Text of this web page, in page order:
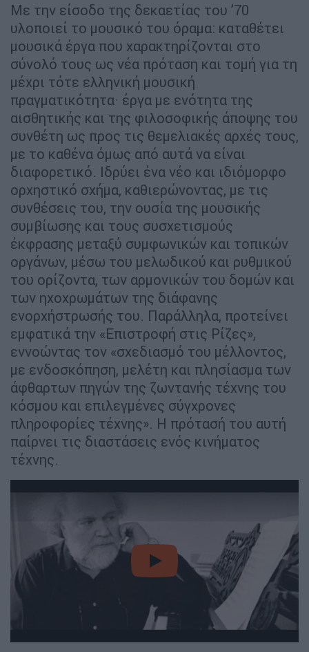
Με την είσοδο της δεκαετίας του ’70
υλοποιεί το μουσικό του όραμα: καταθέτει
μουσικά έργα που χαρακτηρίζονται στο
σύνολό τους ως νέα πρόταση και τομή για τη
μέχρι τότε ελληνική μουσική
πραγματικότητα· έργα με ενότητα της
αισθητικής και της φιλοσοφικής άποψης του
συνθέτη ως προς τις θεμελιακές αρχές τους,
με το καθένα όμως από αυτά να είναι
διαφορετικό. Ιδρύει ένα νέο και ιδιόμορφο
ορχηστικό σχήμα, καθιερώνοντας, με τις
συνθέσεις του, την ουσία της μουσικής
συμβίωσης και τους συσχετισμούς
έκφρασης μεταξύ συμφωνικών και τοπικών
οργάνων, μέσω του μελωδικού και ρυθμικού
του ορίζοντα, των αρμονικών του δομών και
των ηχοχρωμάτων της διάφανης
ενορχήστρωσής του. Παράλληλα, προτείνει
εμφατικά την «Επιστροφή στις Ρίζες»,
εννοώντας τον «σχεδιασμό του μέλλοντος,
με ενδοσκόπηση, μελέτη και πλησίασμα των
άφθαρτων πηγών της ζωντανής τέχνης του
κόσμου και επιλεγμένες σύγχρονες
πληροφορίες τέχνης». Η πρότασή του αυτή
παίρνει τις διαστάσεις ενός κινήματος
τέχνης.
video